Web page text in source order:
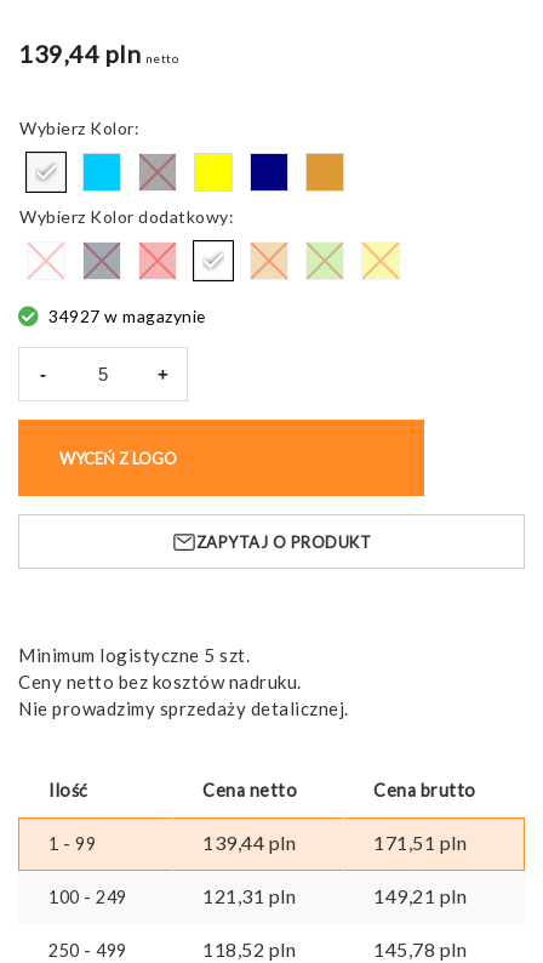
139,44 pln netto
Kolor
Kolor dodatkowy
34927 w magazynie
-
Short
Set.
Modele
+
WYCEŃ Z LOGO
ZAPYTAJ O PRODUKT
Minimum logistyczne 5 szt.
Ceny netto bez kosztów nadruku.
Nie prowadzimy sprzedaży detalicznej.
Ilość Cena netto Cena brutto
1 - 99 139,44 pln 171,51 pln
100 - 249 121,31 pln 149,21 pln
250 - 499 118,52 pln 145,78 pln